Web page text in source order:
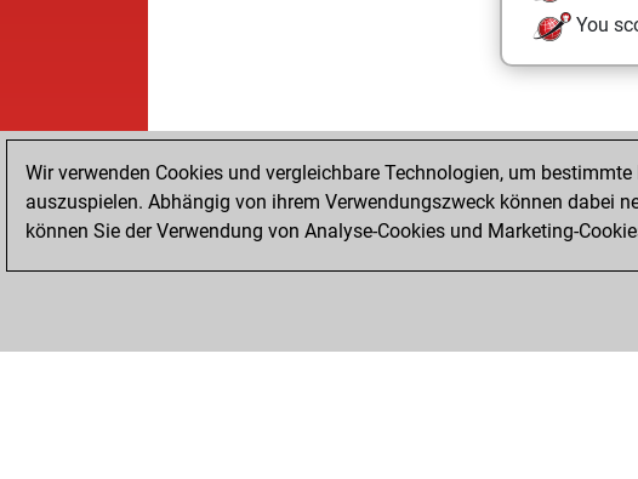
You
Wir verwenden Cookies und vergleichbare Technologien, um
auszuspielen. Abhängig von ihrem Verwendungszweck können dabei
können Sie der Verwendung von Analyse-Cookies und Marketing-